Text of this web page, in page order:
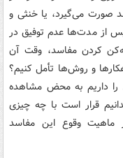
صورت می‌گیرد، یا خنثی و
از مدت‌ها عدم توفیق در
کردن مفاسد، وقت آن
و روش‌ها تأمل کنیم؟
را داریم به‌ محض مشاهده
قرار است با چه چیزی
ماهیت وقوع این مفاسد